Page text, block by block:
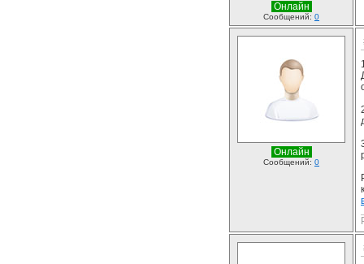
Онлайн
Сообщений: 0
Онлайн
Сообщений: 0